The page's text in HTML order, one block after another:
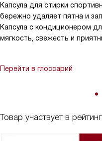
Товар участвует в
Капсула для стирки
бережно удаляет пятна и
Капсула с кондиционером
мягкость, свежесть и
Перейти в глоссарий